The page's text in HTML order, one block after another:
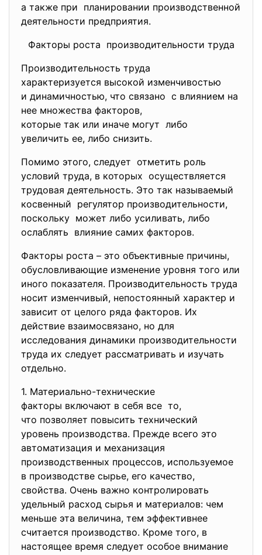
а также при планировании производственной
деятельности предприятия.
Факторы роста производительности труда
Производительность труда
характеризуется высокой изменчивостью
и динамичностью, что связано с влиянием на
нее множества факторов,
которые так или иначе могут либо
увеличить ее, либо снизить.
Помимо этого, следует отметить роль
условий труда, в которых осуществляется
трудовая деятельность. Это так называемый
косвенный регулятор производительности,
поскольку может либо усиливать, либо
ослаблять влияние самих факторов.
Факторы роста – это объективные причины,
обусловливающие изменение уровня того или
иного показателя. Производительность труда
носит изменчивый, непостоянный характер и
зависит от целого ряда факторов. Их
действие взаимосвязано, но для
исследования динамики производительности
труда их следует рассматривать и изучать
отдельно.
1. Материально-технические
факторы включают в себя все то,
что позволяет повысить технический
уровень производства. Прежде всего это
автоматизация и механизация
производственных процессов, используемое
в производстве сырье, его качество,
свойства. Очень важно контролировать
удельный расход сырья и материалов: чем
меньше эта величина, тем эффективнее
считается производство. Кроме того, в
настоящее время следует особое внимание